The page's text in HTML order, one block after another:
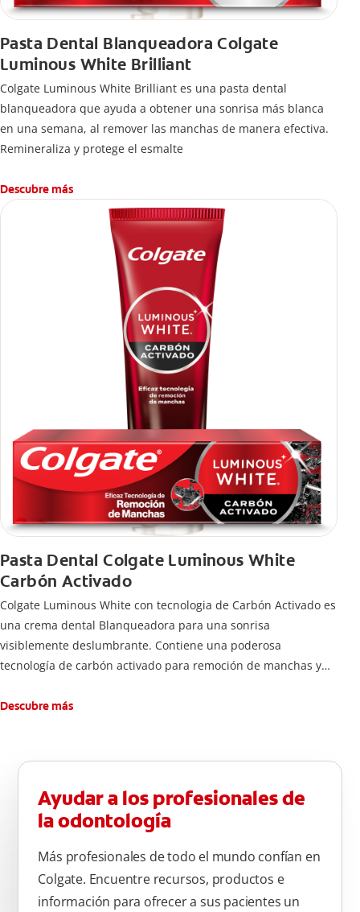
Pasta Dental Blanqueadora Colgate
Luminous White Brilliant
Colgate Luminous White Brilliant es una pasta dental
blanqueadora que ayuda a obtener una sonrisa más blanca
en una semana, al remover las manchas de manera efectiva.
Remineraliza y protege el esmalte
Descubre más
Pasta Dental Colgate Luminous White
Carbón Activado
Colgate Luminous White con tecnologia de Carbón Activado es
una crema dental Blanqueadora para una sonrisa
visiblemente deslumbrante. Contiene una poderosa
tecnología de carbón activado para remoción de manchas y
Descubre más
Ayudar a los profesionales de
la odontología
Más profesionales de todo el mundo confían en
Colgate. Encuentre recursos, productos e
información para ofrecer a sus pacientes un